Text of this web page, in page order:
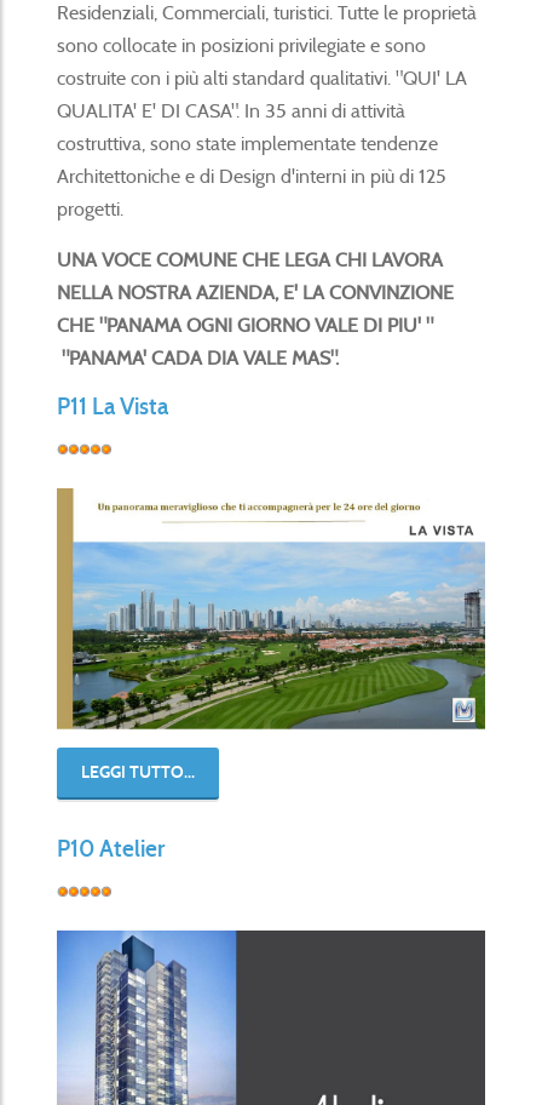
Residenziali, Commerciali, turistici. Tutte le proprietà
sono collocate in posizioni privilegiate e sono
costruite con i più alti standard qualitativi. "QUI' LA
QUALITA' E' DI CASA". In 35 anni di attività
costruttiva, sono state implementate tendenze
Architettoniche e di Design d'interni in più di 125
progetti.
UNA VOCE COMUNE CHE LEGA CHI LAVORA
NELLA NOSTRA AZIENDA, E' LA CONVINZIONE
CHE "PANAMA OGNI GIORNO VALE DI PIU' "
"PANAMA' CADA DIA VALE MAS".
P11 La Vista
LEGGI TUTTO...
P10 Atelier